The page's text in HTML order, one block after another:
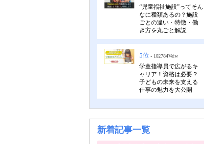
“児童福祉施設”ってそん
なに種類あるの？施設
ごとの違い・特徴・働
き方を丸ごと解説
5位 - 102784Veiw
学童指導員で広がるキ
ャリア！資格は必要？
子どもの未来を支える
仕事の魅力を大公開
新着記事一覧